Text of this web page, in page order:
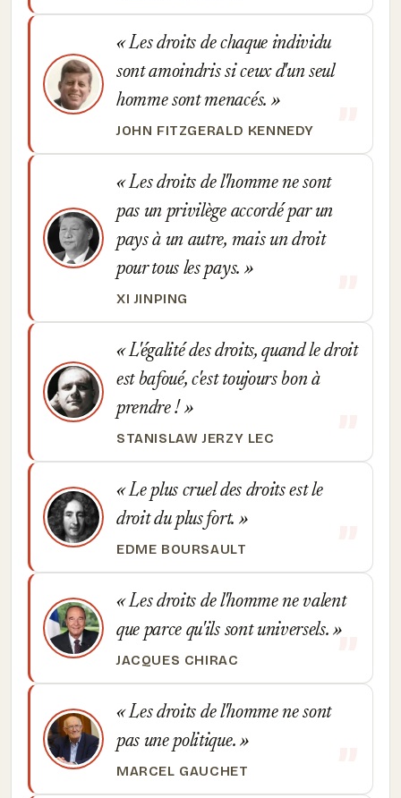
Les droits de chaque individu
sont amoindris si ceux d'un seul
homme sont menacés.
JOHN FITZGERALD KENNEDY
Les droits de l'homme ne sont
pas un privilège accordé par un
pays à un autre, mais un droit
pour tous les pays.
XI JINPING
L'égalité des droits, quand le droit
est bafoué, c'est toujours bon à
prendre !
STANISLAW JERZY LEC
Le plus cruel des droits est le
droit du plus fort.
EDME BOURSAULT
Les droits de l'homme ne valent
que parce qu'ils sont universels.
JACQUES CHIRAC
Les droits de l'homme ne sont
pas une politique.
MARCEL GAUCHET